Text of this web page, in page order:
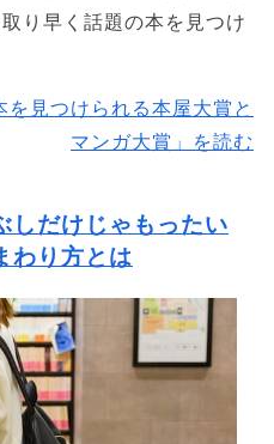
り早く話題の本を見つけ
を見つけられる本屋大賞と
マンガ大賞」を読む
しだけじゃもったい
わり方とは